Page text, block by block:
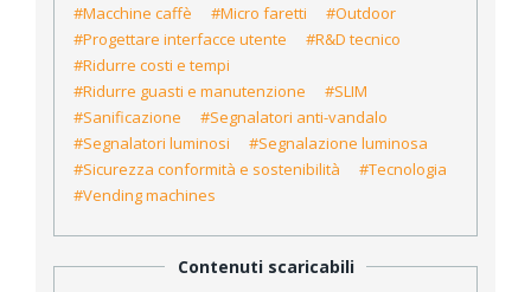
#Macchine caffè
#Micro faretti
#Outdoor
#Progettare interfacce utente
#R&D tecnico
#Ridurre costi e tempi
#Ridurre guasti e manutenzione
#SLIM
#Sanificazione
#Segnalatori anti-vandalo
#Segnalatori luminosi
#Segnalazione luminosa
#Sicurezza conformità e sostenibilità
#Tecnologia
#Vending machines
Contenuti scaricabili